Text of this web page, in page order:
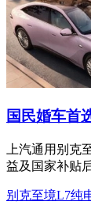
国民婚车首
上汽通用别克
益及国家补贴
别克至境L7纯